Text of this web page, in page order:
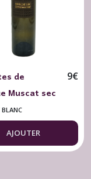
de
Muscat sec
Saint
d'Ibry 75 cl.
9€
AJOUTER